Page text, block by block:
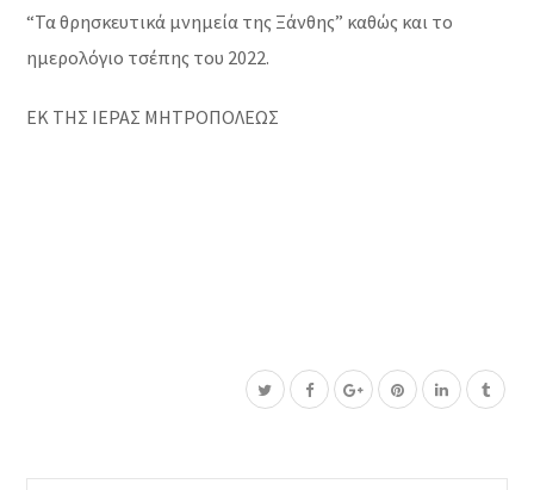
“Τα θρησκευτικά μνημεία της Ξάνθης” καθώς και το
ημερολόγιο τσέπης του 2022.
ΕΚ ΤΗΣ ΙΕΡΑΣ ΜΗΤΡΟΠΟΛΕΩΣ